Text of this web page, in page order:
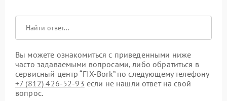
Вы можете ознакомиться с приведенными ниже
часто задаваемыми вопросами, либо обратиться в
сервисный центр “FIX-Bork” по следующему телефону
+7 (812) 426-52-93 если не нашли ответ на свой
вопрос.